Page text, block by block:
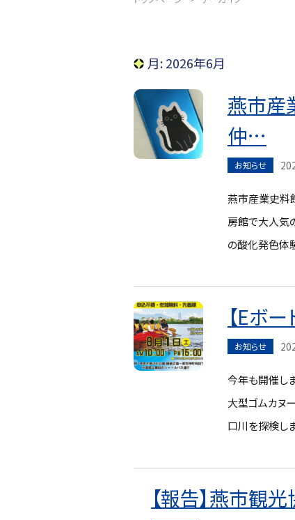
月:2026年6月
燕市産
仲…
お知らせ
燕市産業史料
房館で大人気
の酸化発色体
【Eボ
お知らせ
今年も開催し
大型ゴムカヌ
口川を探検し
【報告】燕市観